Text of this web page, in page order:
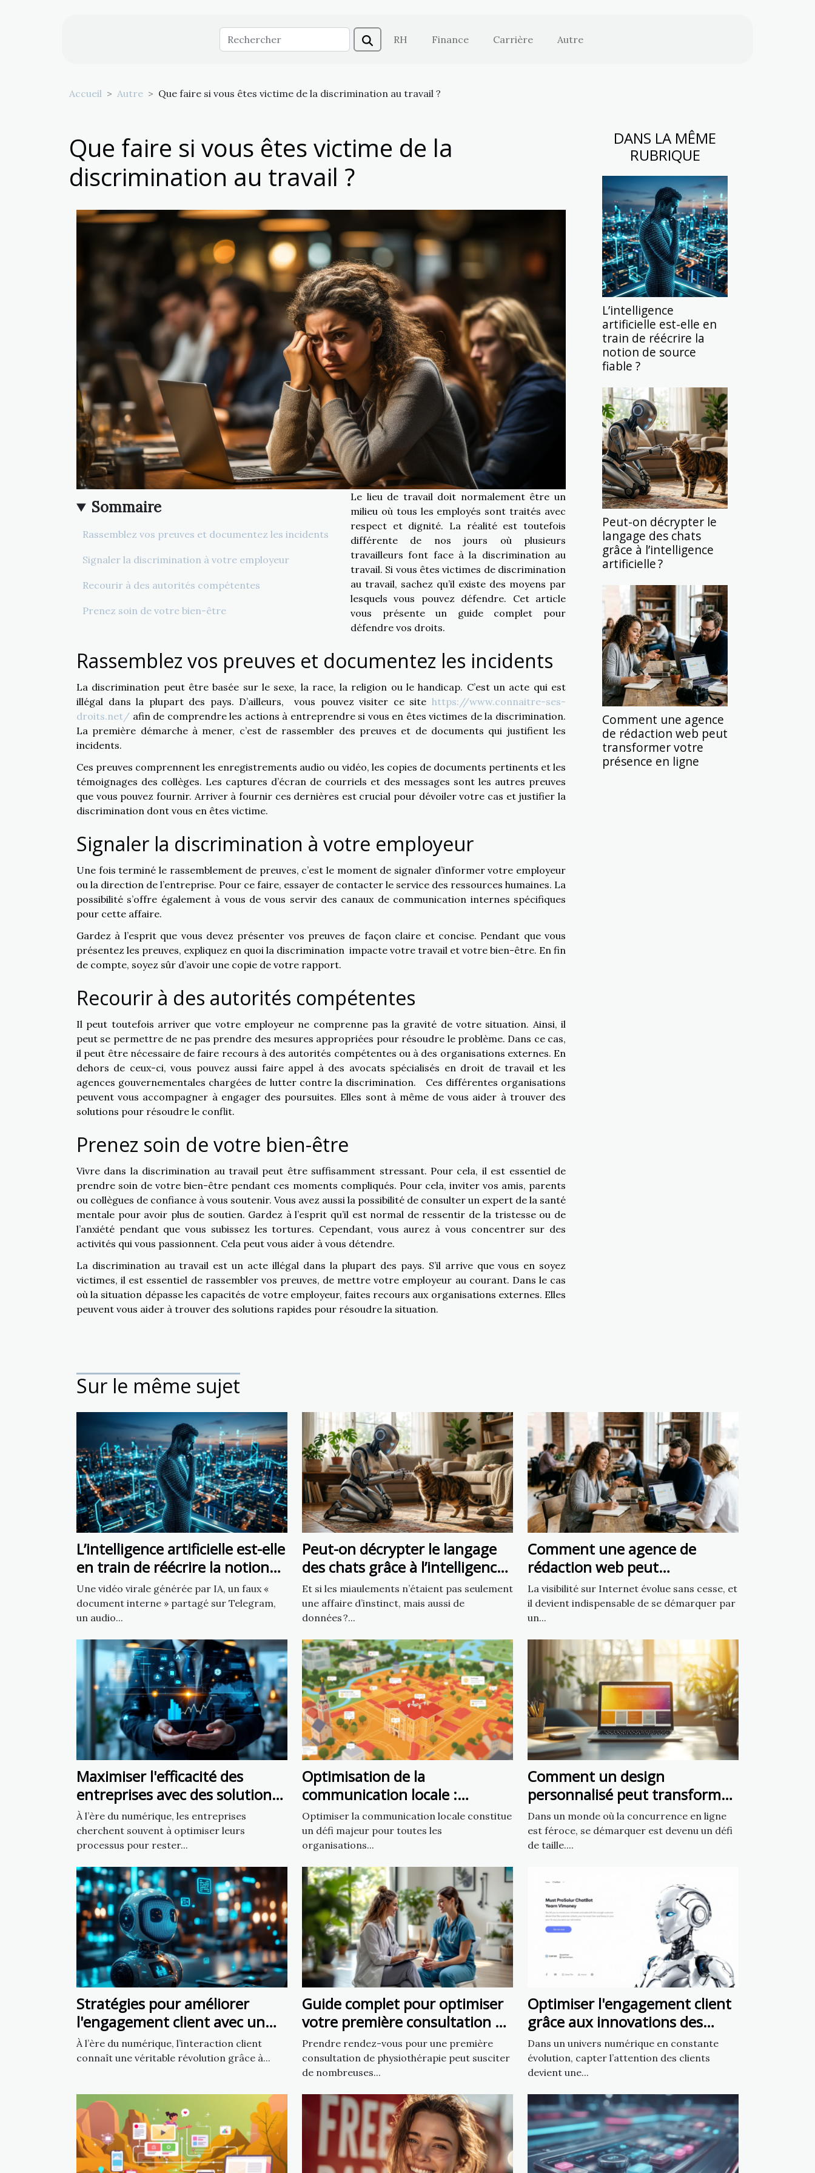
RH Finance Carrière Autre
Accueil Autre Que faire si vous êtes victime de la discrimination au travail ?
Que faire si vous êtes victime de la
discrimination au travail ?
Sommaire
Rassemblez vos preuves et documentez les incidents
Signaler la discrimination à votre employeur
Recourir à des autorités compétentes
Prenez soin de votre bien-être
Le lieu de travail doit normalement être un
milieu où tous les employés sont traités avec
respect et dignité. La réalité est toutefois
différente de nos jours où plusieurs
travailleurs font face à la discrimination au
travail. Si vous êtes victimes de discrimination
au travail, sachez qu’il existe des moyens par
lesquels vous pouvez défendre. Cet article
vous présente un guide complet pour
défendre vos droits.
Rassemblez vos preuves et documentez les incidents
La discrimination peut être basée sur le sexe, la race, la religion ou le handicap. C’est un acte qui est
illégal dans la plupart des pays. D’ailleurs, vous pouvez visiter ce site https://www.connaitre-ses-
droits.net/ afin de comprendre les actions à entreprendre si vous en êtes victimes de la discrimination.
La première démarche à mener, c’est de rassembler des preuves et de documents qui justifient les
incidents.
Ces preuves comprennent les enregistrements audio ou vidéo, les copies de documents pertinents et les
témoignages des collèges. Les captures d’écran de courriels et des messages sont les autres preuves
que vous pouvez fournir. Arriver à fournir ces dernières est crucial pour dévoiler votre cas et justifier la
discrimination dont vous en êtes victime.
Signaler la discrimination à votre employeur
Une fois terminé le rassemblement de preuves, c’est le moment de signaler d’informer votre employeur
ou la direction de l’entreprise. Pour ce faire, essayer de contacter le service des ressources humaines. La
possibilité s’offre également à vous de vous servir des canaux de communication internes spécifiques
pour cette affaire.
Gardez à l’esprit que vous devez présenter vos preuves de façon claire et concise. Pendant que vous
présentez les preuves, expliquez en quoi la discrimination impacte votre travail et votre bien-être. En fin
de compte, soyez sûr d’avoir une copie de votre rapport.
Recourir à des autorités compétentes
Il peut toutefois arriver que votre employeur ne comprenne pas la gravité de votre situation. Ainsi, il
peut se permettre de ne pas prendre des mesures appropriées pour résoudre le problème. Dans ce cas,
il peut être nécessaire de faire recours à des autorités compétentes ou à des organisations externes. En
dehors de ceux-ci, vous pouvez aussi faire appel à des avocats spécialisés en droit de travail et les
agences gouvernementales chargées de lutter contre la discrimination. Ces différentes organisations
peuvent vous accompagner à engager des poursuites. Elles sont à même de vous aider à trouver des
solutions pour résoudre le conflit.
Prenez soin de votre bien-être
Vivre dans la discrimination au travail peut être suffisamment stressant. Pour cela, il est essentiel de
prendre soin de votre bien-être pendant ces moments compliqués. Pour cela, inviter vos amis, parents
ou collègues de confiance à vous soutenir. Vous avez aussi la possibilité de consulter un expert de la santé
mentale pour avoir plus de soutien. Gardez à l’esprit qu’il est normal de ressentir de la tristesse ou de
l’anxiété pendant que vous subissez les tortures. Cependant, vous aurez à vous concentrer sur des
activités qui vous passionnent. Cela peut vous aider à vous détendre.
La discrimination au travail est un acte illégal dans la plupart des pays. S’il arrive que vous en soyez
victimes, il est essentiel de rassembler vos preuves, de mettre votre employeur au courant. Dans le cas
où la situation dépasse les capacités de votre employeur, faites recours aux organisations externes. Elles
peuvent vous aider à trouver des solutions rapides pour résoudre la situation.
DANS LA MÊME
RUBRIQUE
L’intelligence
artificielle est-elle en
train de réécrire la
notion de source
fiable ?
Peut-on décrypter le
langage des chats
grâce à l’intelligence
artificielle ?
Comment une agence
de rédaction web peut
transformer votre
présence en ligne
Sur le même sujet
L’intelligence artificielle est-elle
en train de réécrire la notion
de source fiable ?
Une vidéo virale générée par IA, un faux «
document interne » partagé sur Telegram,
un audio...
Peut-on décrypter le langage
des chats grâce à l’intelligence
artificielle ?
Et si les miaulements n’étaient pas seulement
une affaire d’instinct, mais aussi de
données ?...
Comment une agence de
rédaction web peut
transformer votre présence en
ligne
La visibilité sur Internet évolue sans cesse, et
il devient indispensable de se démarquer par
un...
Maximiser l'efficacité des
entreprises avec des solutions
numériques personnalisées
À l’ère du numérique, les entreprises
cherchent souvent à optimiser leurs
processus pour rester...
Optimisation de la
communication locale :
exploiter un fichier d’emails de
mairies
Optimiser la communication locale constitue
un défi majeur pour toutes les
organisations...
Comment un design
personnalisé peut transformer
votre présence en ligne ?
Dans un monde où la concurrence en ligne
est féroce, se démarquer est devenu un défi
de taille....
Stratégies pour améliorer
l'engagement client avec un
chatbot IA
À l’ère du numérique, l’interaction client
connaît une véritable révolution grâce à...
Guide complet pour optimiser
votre première consultation de
physiothérapie
Prendre rendez-vous pour une première
consultation de physiothérapie peut susciter
de nombreuses...
Optimiser l'engagement client
grâce aux innovations des
chatbots en marketing
Dans un univers numérique en constante
évolution, capter l’attention des clients
devient une...